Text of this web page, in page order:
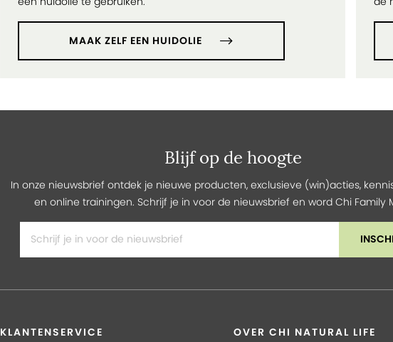
MAAK ZELF EEN HUIDOLIE
Blijf op de hoogte
In onze nieuwsbrief ontdek je nieuwe producten, exclusieve (win)acties,
en online trainingen. Schrijf je in voor de nieuwsbrief en word Chi Family
KLANTENSERVICE OVER CHI NATURAL LIFE